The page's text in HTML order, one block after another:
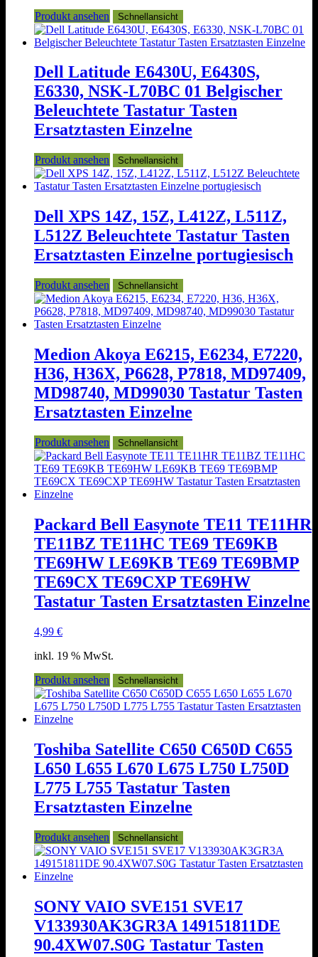
Produkt ansehen Schnellansicht
Dell Latitude E6430U, E6430S,
E6330, NSK-L70BC 01 Belgischer
Beleuchtete Tastatur Tasten
Ersatztasten Einzelne
Produkt ansehen Schnellansicht
Dell XPS 14Z, 15Z, L412Z, L511Z,
L512Z Beleuchtete Tastatur Tasten
Ersatztasten Einzelne portugiesisch
Produkt ansehen Schnellansicht
Medion Akoya E6215, E6234, E7220,
H36, H36X, P6628, P7818, MD97409,
MD98740, MD99030 Tastatur Tasten
Ersatztasten Einzelne
Produkt ansehen Schnellansicht
Packard Bell Easynote TE11 TE11HR
TE11BZ TE11HC TE69 TE69KB
TE69HW LE69KB TE69 TE69BMP
TE69CX TE69CXP TE69HW
Tastatur Tasten Ersatztasten Einzelne
4,99 €
inkl. 19 % MwSt.
Produkt ansehen
Schnellansicht
Toshiba Satellite C650 C650D C655
L650 L655 L670 L675 L750 L750D
L775 L755 Tastatur Tasten
Ersatztasten Einzelne
Produkt ansehen Schnellansicht
SONY VAIO SVE151 SVE17
V133930AK3GR3A 149151811DE
90.4XW07.S0G Tastatur Tasten